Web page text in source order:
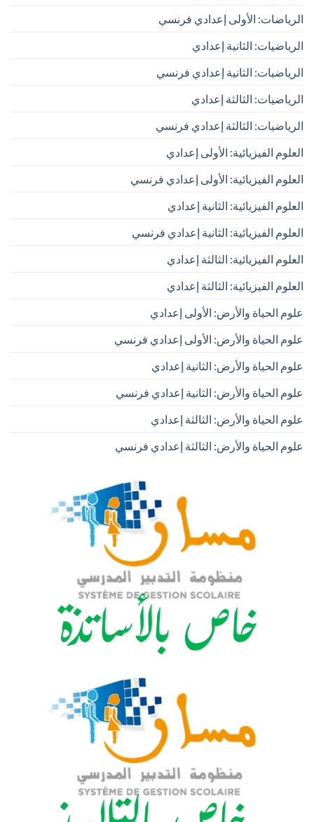
الرياضات: الأولى إعدادي فرنسي
الرياضيات: الثانية إعدادي
الرياضيات: الثانية إعدادي فرنسي
الرياضيات: الثالثة إعدادي
الرياضيات: الثالثة إعدادي فرنسي
العلوم الفيزيائية: الأولى إعدادي
العلوم الفيزيائية: الأولى إعدادي فرنسي
العلوم الفيزيائية: الثانية إعدادي
العلوم الفيزيائية: الثانية إعدادي فرنسي
العلوم الفيزيائية: الثالثة إعدادي
العلوم الفيزيائية: الثالثة إعدادي
علوم الحياة والأرض: الأولى إعدادي
علوم الحياة والأرض: الأولى إعدادي فرنسي
علوم الحياة والأرض: الثانية إعدادي
علوم الحياة والأرض: الثانية إعدادي فرنسي
علوم الحياة والأرض: الثالثة إعدادي
علوم الحياة والأرض: الثالثة إعدادي فرنسي